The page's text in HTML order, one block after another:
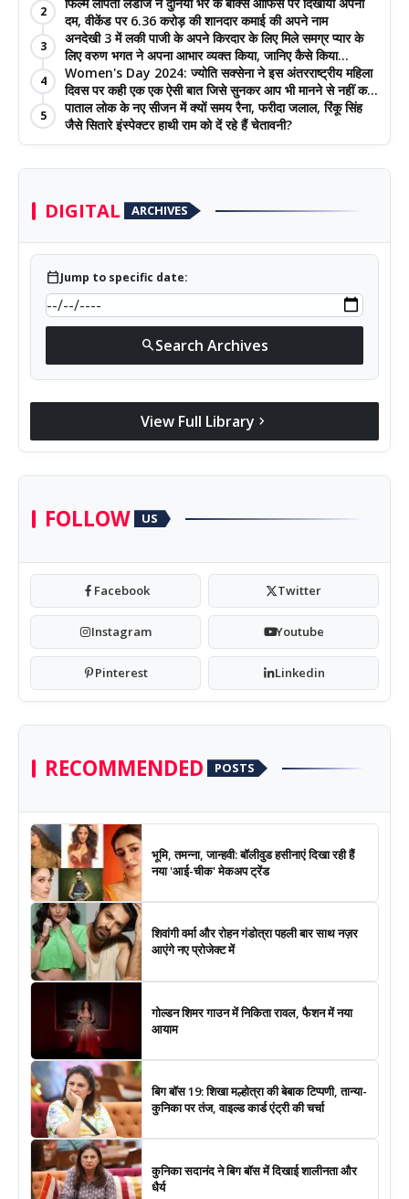
2
दम, वीकेंड पर 6.36 करोड़ की शानदार कमाई की अपने नाम
3
अनदेखी 3 में लकी पाजी के अपने किरदार के लिए मिले समग्र प्यार के
लिए वरुण भगत ने अपना आभार व्यक्त किया, जानिए कैसे किया
प्रशंसकों का धन्यवाद
4
Women's Day 2024: ज्योति सक्सेना ने इस अंतरराष्‍ट्रीय महिला
दिवस पर कही एक एक ऐसी बात जिसे सुनकर आप भी मानने से नहीं कर
पाएंगे इनकार
5
पाताल लोक के नए सीजन में क्यों समय रैना, फरीदा जलाल, रिंकू सिंह
जैसे सितारे इंस्पेक्टर हाथी राम को दें रहे हैं चेतावनी?
DIGITAL ARCHIVES
calendar_todayJump to specific date:
searchSearch Archives
View Full Library chevron_right
FOLLOW US
Facebook Twitter
Instagram Youtube
Pinterest Linkedin
RECOMMENDED POSTS
भूमि, तमन्ना, जान्हवी: बॉलीवुड हसीनाएं दिखा रही हैं
नया 'आई-चीक' मेकअप ट्रेंड
शिवांगी वर्मा और रोहन गंडोत्रा पहली बार साथ नज़र
आएंगे नए प्रोजेक्ट में
गोल्डन शिमर गाउन में निकिता रावल, फैशन में नया
आयाम
बिग बॉस 19: शिखा मल्होत्रा की बेबाक टिप्पणी, तान्या-
कुनिका पर तंज, वाइल्ड कार्ड एंट्री की चर्चा
कुनिका सदानंद ने बिग बॉस में दिखाई शालीनता और
धैर्य